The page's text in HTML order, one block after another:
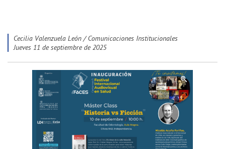
Cecilia Valenzuela León / Comunicaciones Institucionales
jueves 11 de septiembre de 2025